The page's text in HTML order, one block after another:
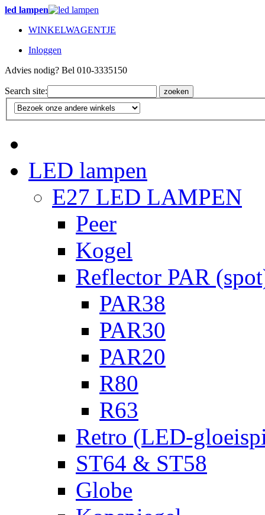
led lampen
WINKELWAGENTJE
Inloggen
Advies nodig? Bel 010-3335150
Search site: zoeken
LED lampen
E27 LED LAMPEN
Peer
Kogel
Reflector PAR
PAR38
PAR30
PAR20
R80
R63
Retro (LED-
ST64 & ST58
Globe